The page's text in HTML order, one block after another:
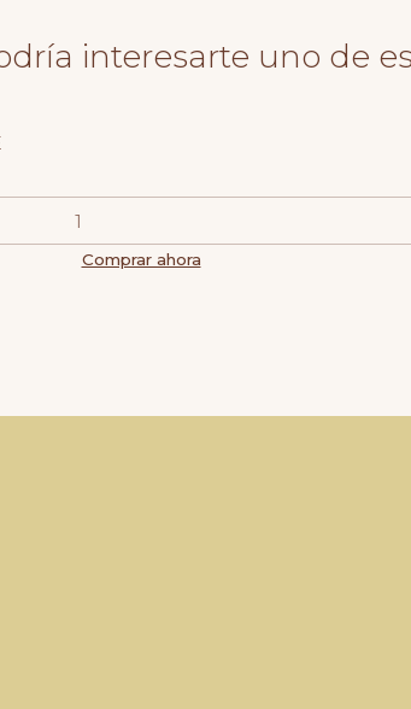
interesarte uno de
Comprar ahora